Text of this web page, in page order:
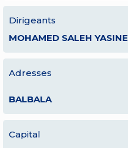
Dirigeants
MOHAMED SALEH YASINE
Adresses
BALBALA
Capital